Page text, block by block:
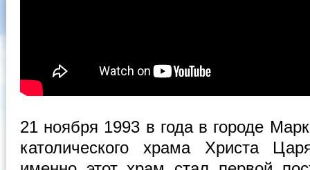
21 ноября 1993 в года в городе
католического храма Христа